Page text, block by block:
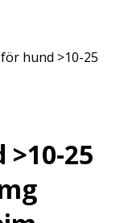
för hund >10-25
>10-25